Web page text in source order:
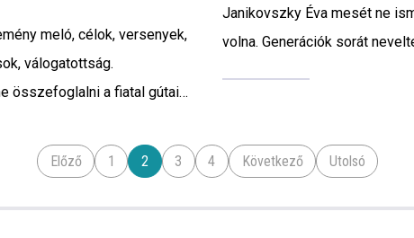
meló, célok, versenyek,
válogatottság.
összefoglalni a fiatal gútai
Janikovszky Éva mesét ne
volna. Generációk sorát
Előző 1 2 3 4 Következő Utolsó